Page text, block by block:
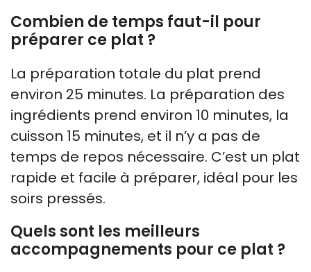
Combien de temps faut-il pour
préparer ce plat ?
La préparation totale du plat prend
environ 25 minutes. La préparation des
ingrédients prend environ 10 minutes, la
cuisson 15 minutes, et il n’y a pas de
temps de repos nécessaire. C’est un plat
rapide et facile à préparer, idéal pour les
soirs pressés.
Quels sont les meilleurs
accompagnements pour ce plat ?